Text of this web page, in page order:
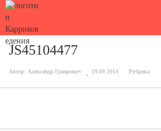
JS45104477
Автор: Александр Граирович 19.09.2014 Рубрика: